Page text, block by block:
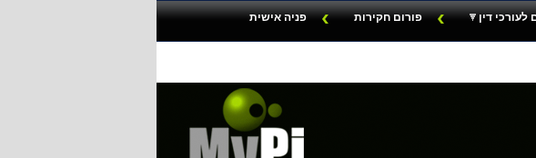
לעורכי דין פורום חקירות פניה אישית